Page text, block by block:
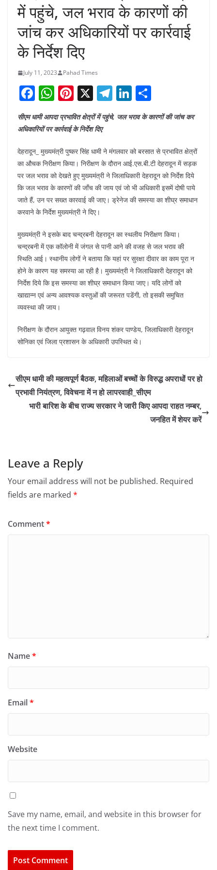
में पहुंचे, जल भराव के कारणों की
जांच कर अधिकारियों पर कार्रवाई
के निर्देश दिए
July 11, 2023 Pahad Times
F
a
c
b
o
o
k
W
at
A
p
p
Pi
nt
er
st
X T
el
e
a
m
Li
k
dI
n
ar
सीएम धामी आपदा प्रभावित क्षेत्रों में पहुंचे, जल भराव के कारणों की जांच कर
अधिकारियों पर कार्रवाई के निर्देश दिए
देहरादून_ मुख्यमंत्री पुष्कर सिंह धामी ने मंगलवार को बरसात से प्रभावित क्षेत्रों
का औचक निरीक्षण किया। निरीक्षण के दौरान आई.एस.बी.टी देहरादून में सड़क
पर जल भराव को देखते हुए मुख्यमंत्री ने जिलाधिकारी देहरादून को निर्देश दिये
कि जल भराव के कारणों की जाँच की जाय एवं जो भी अधिकारी इसमें दोषी पाये
जाते हैं, उन पर सख्त कारवाई की जाए। ड्रेनेज की समस्या का शीघ्र समाधान
करवाने के निर्देश मुख्यमंत्री ने दिए।
मुख्यमंत्री ने इसके बाद चन्द्रबनी देहरादून का स्थलीय निरीक्षण किया।
चन्द्रबनी में एक कॉलोनी में जंगल से पानी आने की वजह से जल भराव की
स्थिति आई। स्थानीय लोगों ने बताया कि यहां पर सुरक्षा दीवार का काम पूरा न
होने के कारण यह समस्या आ रही है। मुख्यमंत्री ने जिलाधिकारी देहरादून को
निर्देश दिये कि इस समस्या का शीघ्र समाधान किया जाए। यदि लोगों को
खाद्यान्न एवं अन्य आवश्यक वस्तुओं की जरूरत पडेंगी, तो इसकी समुचित
व्यवस्था की जाय।
निरीक्षण के दौरान आयुक्त गढ़वाल विनय शंकर पाण्डेय, जिलाधिकारी देहरादून
सोनिका एवं जिला प्रशासन के अधिकारी उपस्थित थे।
सीएम धामी की महत्वपूर्ण बैठक, महिलाओं बच्चों के विरुद्ध अपराधों पर हो
प्रभावी नियंत्रण, विवेचना में न हो लापरवाही_सीएम
भारी बारिश के बीच राज्य सरकार ने जारी किए आपदा राहत नम्बर,
जनहित में शेयर करें
Leave a Reply
Your email address will not be published. Required
fields are marked *
Comment*
Name*
Email*
Website
Save my name, email, and website in this browser for
the next time I comment.